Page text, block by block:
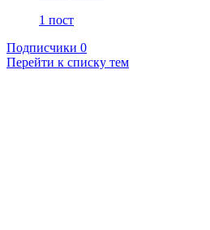
1 пост
Подписчики 0
Перейти к списку тем